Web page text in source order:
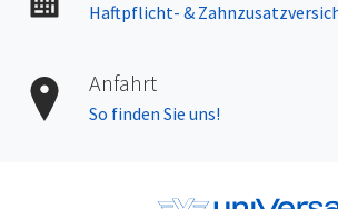
Haftpflicht- &
Anfahrt
So finden Sie uns!